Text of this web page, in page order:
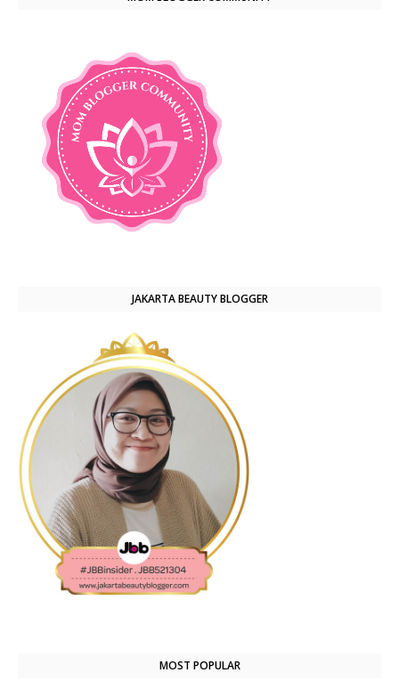
JAKARTA BEAUTY BLOGGER
MOST POPULAR